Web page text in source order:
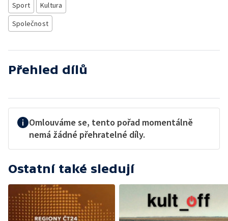
Sport
Kultura
Společnost
Přehled dílů
Omlouváme se, tento pořad momentálně
nemá žádné přehratelné díly.
Ostatní také sledují